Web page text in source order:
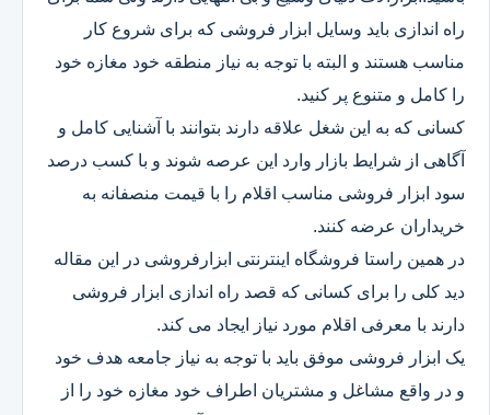
راه اندازی باید وسایل ابزار فروشی که برای شروع کار
مناسب هستند و البته با توجه به نیاز منطقه خود مغازه خود
را کامل و متنوع پر کنید.
کسانی که به این شغل علاقه دارند بتوانند با آشنایی کامل و
آگاهی از شرایط بازار وارد این عرصه شوند و با کسب درصد
سود ابزار فروشی مناسب اقلام را با قیمت منصفانه به
خریداران عرضه کنند.
در همین راستا فروشگاه اینترنتی ابزارفروشی در این مقاله
دید کلی را برای کسانی که قصد راه اندازی ابزار فروشی
دارند با معرفی اقلام مورد نیاز ایجاد می کند.
یک ابزار فروشی موفق باید با توجه به نیاز جامعه هدف خود
و در واقع مشاغل و مشتریان اطراف خود مغازه خود را از